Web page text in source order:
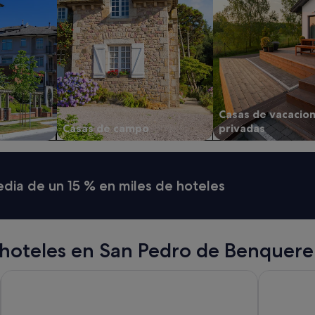
Casas de campo
Casas de
privadas
de un 15 % en miles de hoteles
en San Pedro de